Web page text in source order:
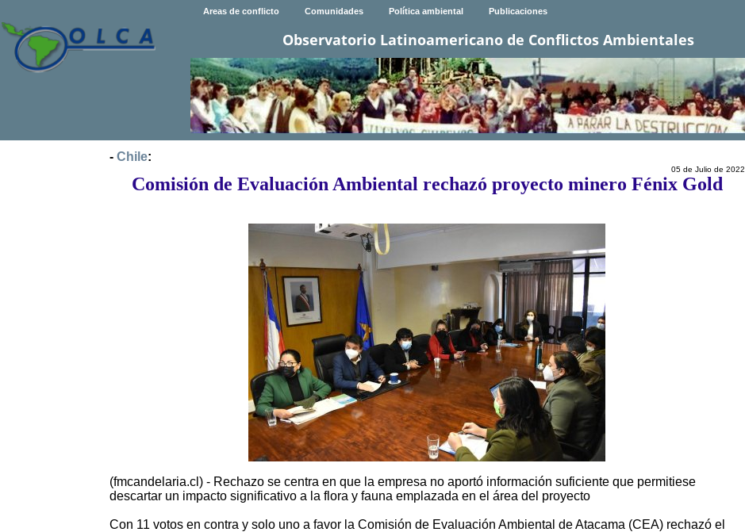
Areas de conflicto Comunidades Política ambiental Publicaciones
Observatorio Latinoamericano de Conflictos Ambientales
- Chile:
05 de Julio de 2022
Comisión de Evaluación Ambiental rechazó proyecto minero Fénix Gold
(fmcandelaria.cl) - Rechazo se centra en que la empresa no aportó información suficiente que permitiese
descartar un impacto significativo a la flora y fauna emplazada en el área del proyecto
Con 11 votos en contra y solo uno a favor la Comisión de Evaluación Ambiental de Atacama (CEA) rechazó el